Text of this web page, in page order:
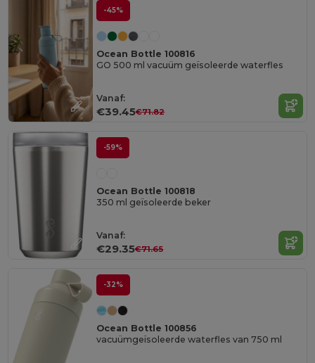
-45%
Ocean Bottle 100816
GO 500 ml vacuüm geïsoleerde waterfles
Vanaf:
€39.45€71.82
-59%
Ocean Bottle 100818
350 ml geïsoleerde beker
Vanaf:
€29.35€71.65
-32%
Ocean Bottle 100856
vacuümgeïsoleerde waterfles van 750 ml